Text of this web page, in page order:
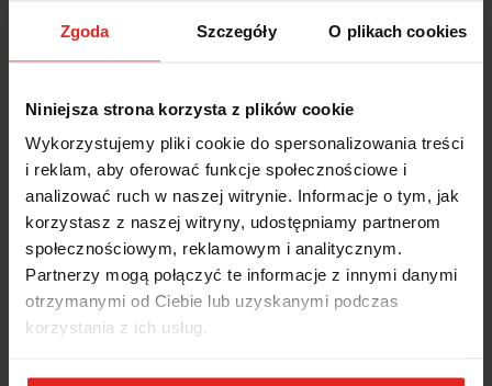
Zgoda Szczegóły O plikach cookies
Niniejsza strona korzysta z plików cookie
Wykorzystujemy pliki cookie do spersonalizowania treści
i reklam, aby oferować funkcje społecznościowe i
analizować ruch w naszej witrynie. Informacje o tym, jak
korzystasz z naszej witryny, udostępniamy partnerom
społecznościowym, reklamowym i analitycznym.
Partnerzy mogą połączyć te informacje z innymi danymi
otrzymanymi od Ciebie lub uzyskanymi podczas
korzystania z ich usług.